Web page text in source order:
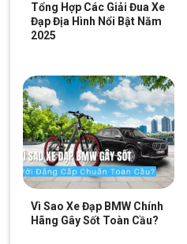
Tổng Hợp Các Giải Đua Xe
Đạp Địa Hình Nổi Bật Năm
2025
Vì Sao Xe Đạp BMW Chính
Hãng Gây Sốt Toàn Cầu?